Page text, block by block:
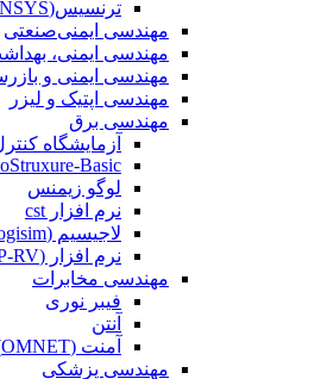
ترنسیس(TRNSYS)
مهندسی ایمنی‌صنعتی
مهندسی ایمنی،
مهندسی ایمنی‌ و‌
مهندسی اپتیک و لیزر
مهندسی برق
آزمایشگاه
Basic
لوگو زیمنس
نرم افزار cst
لاجیسیم (Logisim)
نرم افزار (EMTP-RV)
مهندسی مخابرات
فیبر نوری
آنتن
آمنت (OMNET)
مهندسی پزشکی